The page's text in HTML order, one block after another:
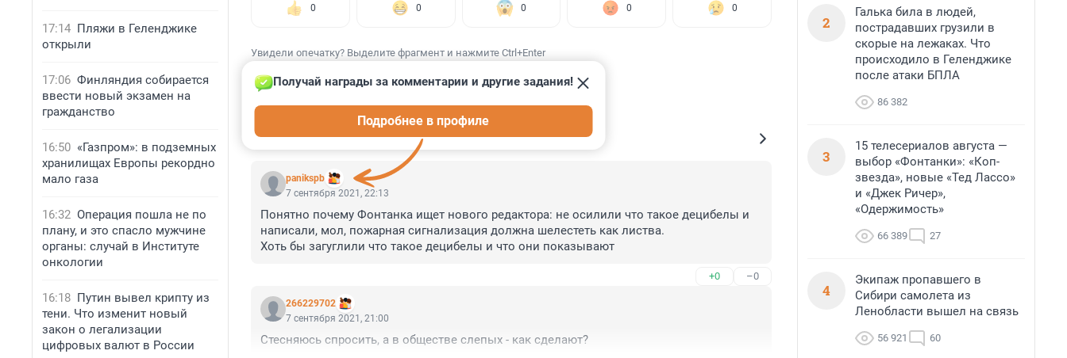
17:14 Пляжи в Геленджике
открыли
17:06 Финляндия собирается
ввести новый экзамен на
гражданство
16:50 «Газпром»: в подземных
хранилищах Европы рекордно
мало газа
16:32 Операция пошла не по
плану, и это спасло мужчине
органы: случай в Институте
онкологии
16:18 Путин вывел крипту из
тени. Что изменит новый
закон о легализации
цифровых валют в России
0 0 0 0 0
Увидели опечатку? Выделите фрагмент и нажмите Ctrl+Enter
КОММЕНТАРИИ 3
panikspb
Получай награды за комментарии и другие задания!
Подробнее в профиле
7 сентября 2021, 22:13
Понятно почему Фонтанка ищет нового редактора: не осилили что такое децибелы и
написали, мол, пожарная сигнализация должна шелестеть как листва.
Хоть бы загуглили что такое децибелы и что они показывают
+0 –0
266229702
7 сентября 2021, 21:00
Стесняюсь спросить, а в обществе слепых - как сделают?
2
Галька била в людей,
пострадавших грузили в
скорые на лежаках. Что
происходило в Геленджике
после атаки БПЛА
86 382
3
15 телесериалов августа —
выбор «Фонтанки»: «Коп-
звезда», новые «Тед Лассо»
и «Джек Ричер»,
«Одержимость»
66 389 27
4
Экипаж пропавшего в
Сибири самолета из
Ленобласти вышел на связь
56 921 60